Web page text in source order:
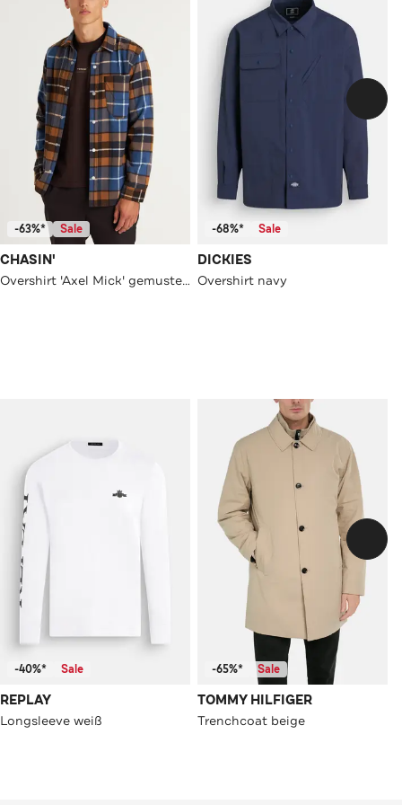
-63%* Sale
CHASIN'
Overshirt 'Axel Mick' gemustert
-68%* Sale
DICKIES
Overshirt navy
-40%* Sale
REPLAY
Longsleeve weiß
-65%* Sale
TOMMY HILFIGER
Trenchcoat beige